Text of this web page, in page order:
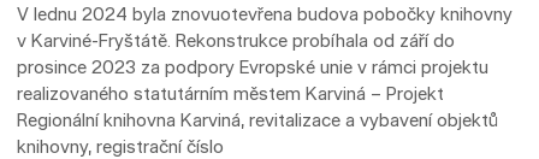
V lednu 2024 byla znovuotevřena budova pobočky knihovny
v Karviné-Fryštátě. Rekonstrukce probíhala od září do
prosince 2023 za podpory Evropské unie v rámci projektu
realizovaného statutárním městem Karviná – Projekt
Regionální knihovna Karviná, revitalizace a vybavení objektů
knihovny, registrační číslo